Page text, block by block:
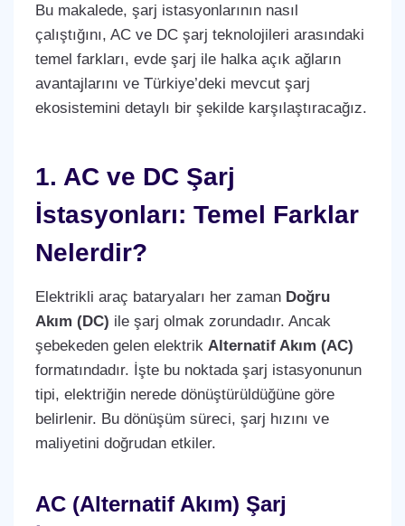
Bu makalede, şarj istasyonlarının nasıl
çalıştığını, AC ve DC şarj teknolojileri arasındaki
temel farkları, evde şarj ile halka açık ağların
avantajlarını ve Türkiye’deki mevcut şarj
ekosistemini detaylı bir şekilde karşılaştıracağız.
1. AC ve DC Şarj
İstasyonları: Temel Farklar
Nelerdir?
Elektrikli araç bataryaları her zaman Doğru
Akım (DC) ile şarj olmak zorundadır. Ancak
şebekeden gelen elektrik Alternatif Akım (AC)
formatındadır. İşte bu noktada şarj istasyonunun
tipi, elektriğin nerede dönüştürüldüğüne göre
belirlenir. Bu dönüşüm süreci, şarj hızını ve
maliyetini doğrudan etkiler.
AC (Alternatif Akım) Şarj